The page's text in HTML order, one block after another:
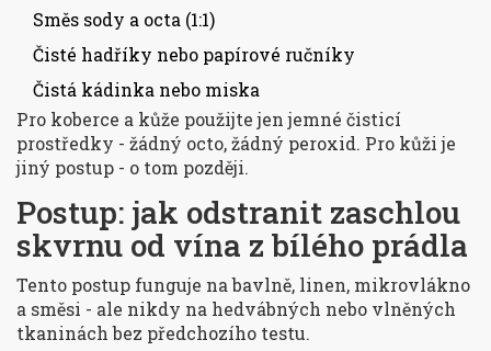
Směs sody a octa (1:1)
Čisté hadříky nebo papírové ručníky
Čistá kádinka nebo miska
Pro koberce a kůže použijte jen jemné čisticí
prostředky - žádný octo, žádný peroxid. Pro kůži je
jiný postup - o tom později.
Postup: jak odstranit zaschlou
skvrnu od vína z bílého prádla
Tento postup funguje na bavlně, linen, mikrovlákno
a směsi - ale nikdy na hedvábných nebo vlněných
tkaninách bez předchozího testu.